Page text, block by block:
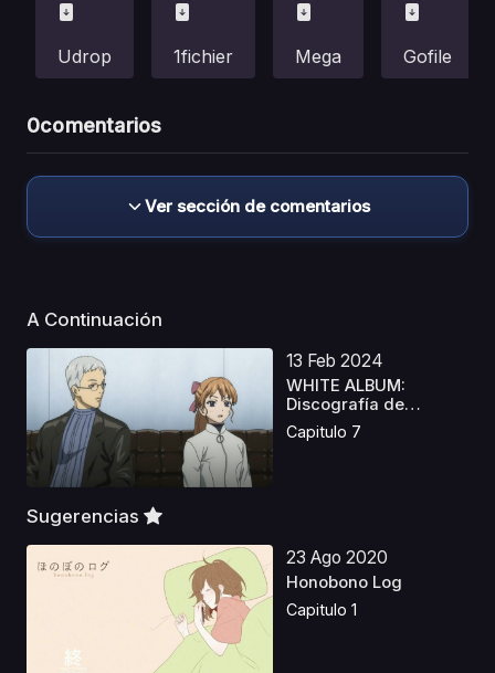
Udrop 1fichier Mega Gofile
0comentarios
Ver sección de comentarios
A Continuación
13 Feb 2024
WHITE ALBUM:
Discografía de
Recuerdos L...
Capitulo 7
Sugerencias
23 Ago 2020
Honobono Log
Capitulo 1